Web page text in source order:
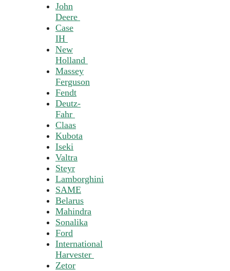
John
Deere
Case
IH
New
Holland
Massey
Ferguson
Fendt
Deutz-
Fahr
Claas
Kubota
Iseki
Valtra
Steyr
Lamborghini
SAME
Belarus
Mahindra
Sonalika
Ford
International
Harvester
Zetor